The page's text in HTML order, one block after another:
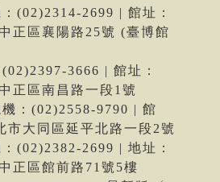
(02)2314-2699 | 館址：
正區襄陽路25號 (臺博館
3666 | 館址：
正區南昌路一段1號
：(02)2558-9790 | 館
市大同區延平北路一段2號
(02)2382-2699 | 地址：
正區館前路71號5樓